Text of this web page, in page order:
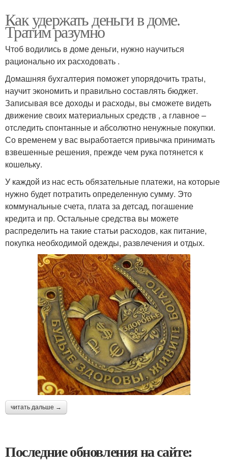
Как удержать деньги в доме.
Тратим разумно
Чтоб водились в доме деньги, нужно научиться
рационально их расходовать .
Домашняя бухгалтерия поможет упорядочить траты,
научит экономить и правильно составлять бюджет.
Записывая все доходы и расходы, вы сможете видеть
движение своих материальных средств , а главное –
отследить спонтанные и абсолютно ненужные покупки.
Со временем у вас выработается привычка принимать
взвешенные решения, прежде чем рука потянется к
кошельку.
У каждой из нас есть обязательные платежи, на которые
нужно будет потратить определенную сумму. Это
коммунальные счета, плата за детсад, погашение
кредита и пр. Остальные средства вы можете
распределить на такие статьи расходов, как питание,
покупка необходимой одежды, развлечения и отдых.
читать дальше →
Последние обновления на сайте: